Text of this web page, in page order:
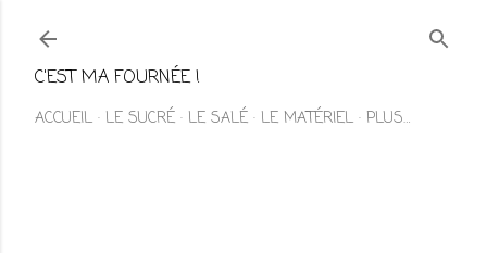
C'EST MA FOURNÉE !
ACCUEIL LE SUCRÉ LE SALÉ LE MATÉRIEL PLUS…